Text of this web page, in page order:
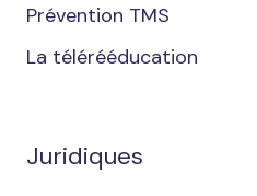
Prévention TMS
La télérééducation
Juridiques